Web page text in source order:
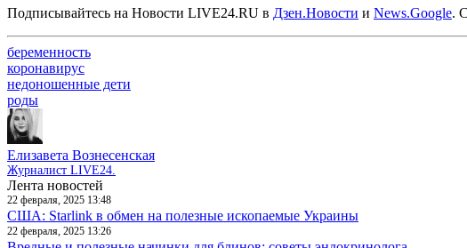
Подписывайтесь на Новости LIVE24.RU в Дзен.Новости и News.Google.
беременность
коронавирус
недоношенные дети
роды
Елизавета Вознесенская
Журналист LIVE24.
Лента новостей
22 февраля, 2025 13:48
США: Starlink в обмен на полезные ископаемые Украины
22 февраля, 2025 13:26